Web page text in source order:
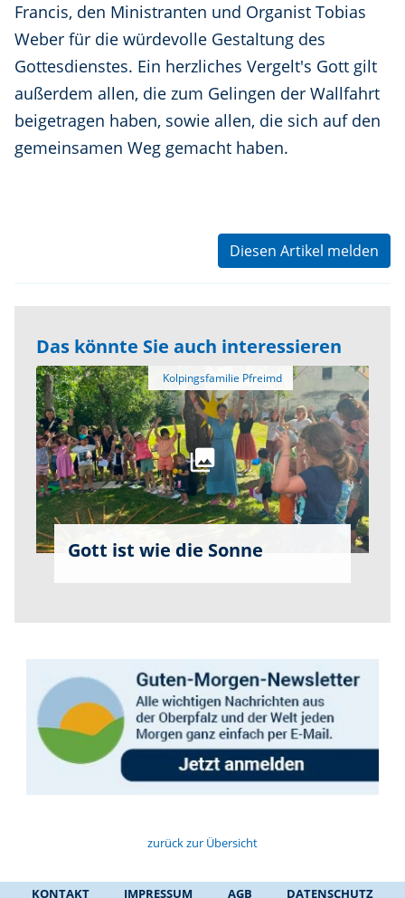
Francis, den Ministranten und Organist Tobias
Weber für die würdevolle Gestaltung des
Gottesdienstes. Ein herzliches Vergelt's Gott gilt
außerdem allen, die zum Gelingen der Wallfahrt
beigetragen haben, sowie allen, die sich auf den
gemeinsamen Weg gemacht haben.
Diesen Artikel melden
Das könnte Sie auch interessieren
Kolpingsfamilie Pfreimd
Gott ist wie die Sonne
zurück zur Übersicht
KONTAKT IMPRESSUM AGB DATENSCHUTZ